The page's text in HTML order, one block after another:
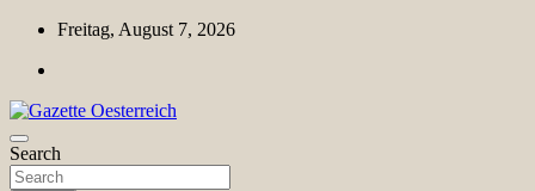
Skip
content
Freitag, August 7, 2026
Gazette Oesterreich
Magazin für Freizeit, Politik, Kultur & Wissenschaft
Search